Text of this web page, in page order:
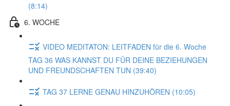
(8:14)
6. WOCHE
VIDEO MEDITATON: LEITFADEN für die 6. Woche
TAG 36 WAS KANNST DU FÜR DEINE BEZIEHUNGEN
UND FREUNDSCHAFTEN TUN (39:40)
TAG 37 LERNE GENAU HINZUHÖREN (10:05)